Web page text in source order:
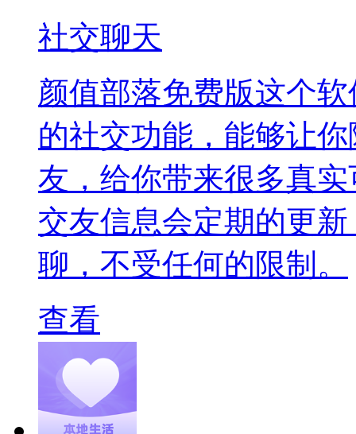
社交聊天
颜值部落免费版这个
的社交功能，能够让
友，给你带来很多真
交友信息会定期的更
聊，不受任何的限制。
查看